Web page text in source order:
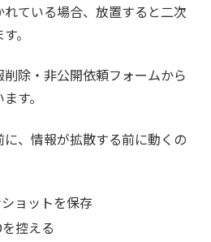
ている場合、放置すると二次
。
除・非公開依頼フォームから
す。
、情報が拡散する前に動くの
ョットを保存
控える